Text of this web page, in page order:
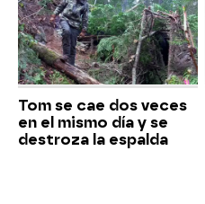
Tom se cae dos veces
en el mismo día y se
destroza la espalda